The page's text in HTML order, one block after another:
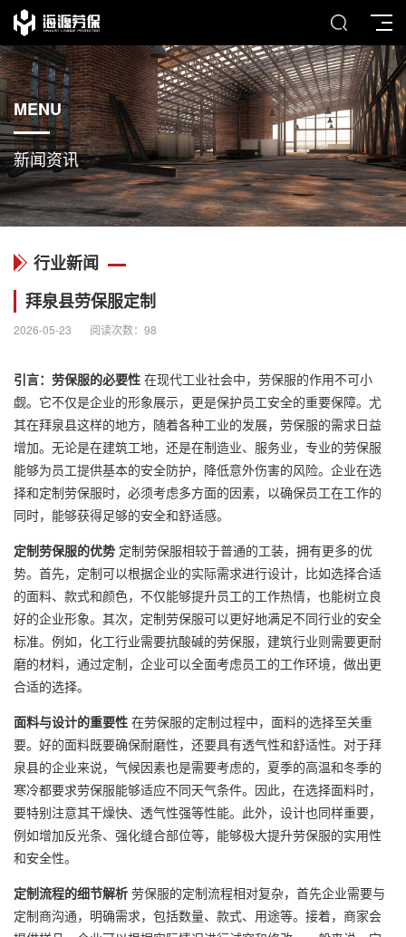
MENU
新闻资讯
行业新闻
拜泉县劳保服定制
2026-05-23 阅读次数： 98
引言：劳保服的必要性 在现代工业社会中，劳保服的作用不可小
觑。它不仅是企业的形象展示，更是保护员工安全的重要保障。尤
其在拜泉县这样的地方，随着各种工业的发展，劳保服的需求日益
增加。无论是在建筑工地，还是在制造业、服务业，专业的劳保服
能够为员工提供基本的安全防护，降低意外伤害的风险。企业在选
择和定制劳保服时，必须考虑多方面的因素，以确保员工在工作的
同时，能够获得足够的安全和舒适感。
定制劳保服的优势 定制劳保服相较于普通的工装，拥有更多的优
势。首先，定制可以根据企业的实际需求进行设计，比如选择合适
的面料、款式和颜色，不仅能够提升员工的工作热情，也能树立良
好的企业形象。其次，定制劳保服可以更好地满足不同行业的安全
标准。例如，化工行业需要抗酸碱的劳保服，建筑行业则需要更耐
磨的材料，通过定制，企业可以全面考虑员工的工作环境，做出更
合适的选择。
面料与设计的重要性 在劳保服的定制过程中，面料的选择至关重
要。好的面料既要确保耐磨性，还要具有透气性和舒适性。对于拜
泉县的企业来说，气候因素也是需要考虑的，夏季的高温和冬季的
寒冷都要求劳保服能够适应不同天气条件。因此，在选择面料时，
要特别注意其干燥快、透气性强等性能。此外，设计也同样重要，
例如增加反光条、强化缝合部位等，能够极大提升劳保服的实用性
和安全性。
定制流程的细节解析 劳保服的定制流程相对复杂，首先企业需要与
定制商沟通，明确需求，包括数量、款式、用途等。接着，商家会